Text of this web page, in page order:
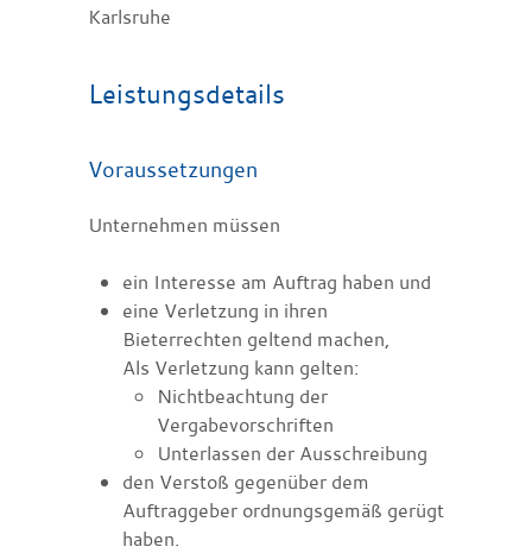
Karlsruhe
Leistungsdetails
Voraussetzungen
Unternehmen müssen
ein Interesse am Auftrag haben und
eine Verletzung in ihren
Bieterrechten geltend machen,
Als Verletzung kann gelten:
Nichtbeachtung der
Vergabevorschriften
Unterlassen der Ausschreibung
den Verstoß gegenüber dem
Auftraggeber ordnungsgemäß gerügt
haben.